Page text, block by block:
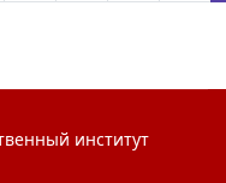
институт